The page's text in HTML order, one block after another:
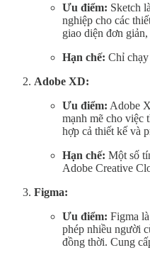
Ưu điểm: Sketch
nghiệp cho các
giao diện đơn
Hạn chế: Chỉ
Adobe XD:
Ưu điểm: Adobe
mạnh mẽ cho việc
hợp cả thiết kế và
Hạn chế: Một số
Adobe Creative
Figma:
Ưu điểm: Figma
phép nhiều người
đồng thời. Cung